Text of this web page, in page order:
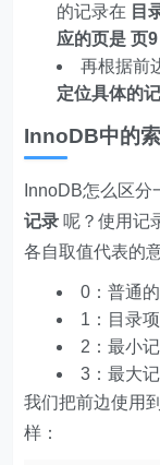
的记录在 目
应的页是 页9
再根据前
定位具体的
InnoDB中的
InnoDB怎么区
记录 呢？使用记
各自取值代表的
0：普通
1：目录
2：最小
3：最大
我们把前边使用
样：